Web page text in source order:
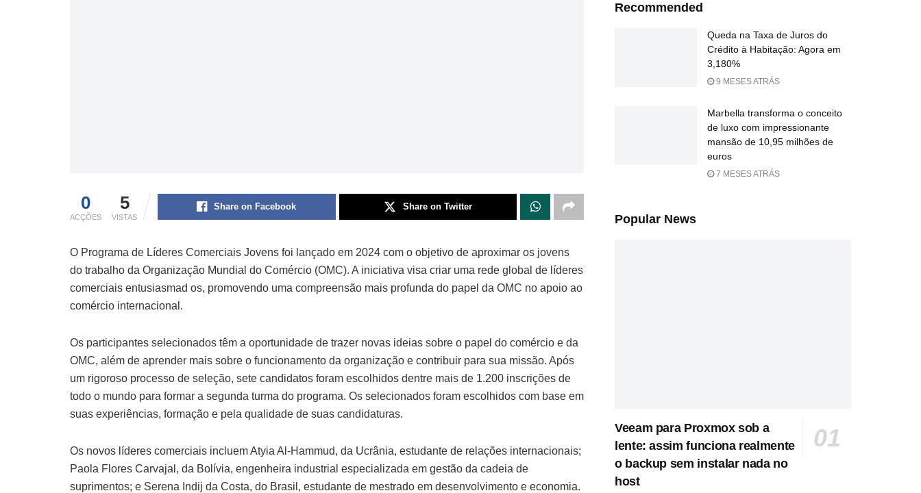
0
ACÇÕES
5
VISTAS
Share on Facebook Share on Twitter
O Programa de Líderes Comerciais Jovens foi lançado em 2024 com o objetivo de aproximar os jovens
do trabalho da Organização Mundial do Comércio (OMC). A iniciativa visa criar uma rede global de líderes
comerciais entusiasmad os, promovendo uma compreensão mais profunda do papel da OMC no apoio ao
comércio internacional.
Os participantes selecionados têm a oportunidade de trazer novas ideias sobre o papel do comércio e da
OMC, além de aprender mais sobre o funcionamento da organização e contribuir para sua missão. Após
um rigoroso processo de seleção, sete candidatos foram escolhidos dentre mais de 1.200 inscrições de
todo o mundo para formar a segunda turma do programa. Os selecionados foram escolhidos com base em
suas experiências, formação e pela qualidade de suas candidaturas.
Os novos líderes comerciais incluem Atyia Al-Hammud, da Ucrânia, estudante de relações internacionais;
Paola Flores Carvajal, da Bolívia, engenheira industrial especializada em gestão da cadeia de
suprimentos; e Serena Indij da Costa, do Brasil, estudante de mestrado em desenvolvimento e economia.
Recommended
Queda na Taxa de Juros do
Crédito à Habitação: Agora em
3,180%
9 MESES ATRÁS
Marbella transforma o conceito
de luxo com impressionante
mansão de 10,95 milhões de
euros
7 MESES ATRÁS
Popular News
Veeam para Proxmox sob a
lente: assim funciona realmente
o backup sem instalar nada no
host